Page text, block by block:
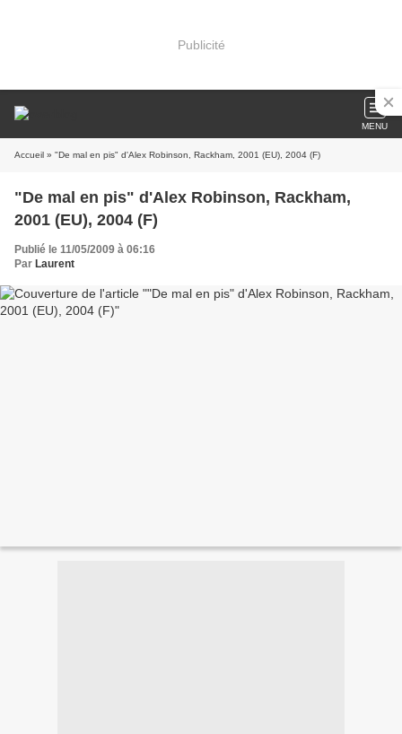
Publicité
MENU
Accueil » "De mal en pis" d'Alex Robinson, Rackham, 2001 (EU), 2004 (F)
"De mal en pis" d'Alex Robinson, Rackham,
2001 (EU), 2004 (F)
Publié le 11/05/2009 à 06:16
Par Laurent